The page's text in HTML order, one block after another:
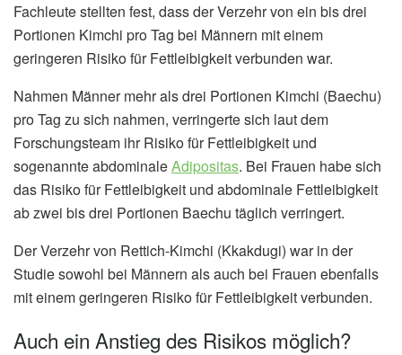
Fachleute stellten fest, dass der Verzehr von ein bis drei
Portionen Kimchi pro Tag bei Männern mit einem
geringeren Risiko für Fettleibigkeit verbunden war.
Nahmen Männer mehr als drei Portionen Kimchi (Baechu)
pro Tag zu sich nahmen, verringerte sich laut dem
Forschungsteam ihr Risiko für Fettleibigkeit und
sogenannte abdominaleAdipositas. Bei Frauen habe sich
das Risiko für Fettleibigkeit und abdominale Fettleibigkeit
ab zwei bis drei Portionen Baechu täglich verringert.
Der Verzehr von Rettich-Kimchi (Kkakdugi) war in der
Studie sowohl bei Männern als auch bei Frauen ebenfalls
mit einem geringeren Risiko für Fettleibigkeit verbunden.
Auch ein Anstieg des Risikos möglich?